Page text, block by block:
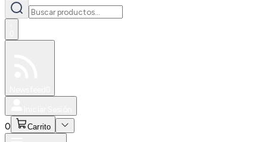
0 Carrito